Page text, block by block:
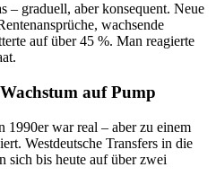
– graduell, aber konsequent. Neue
wachsende
auf über 45 %. Man reagierte
auf Pump
war real – aber zu einem
Westdeutsche Transfers in die
sich bis heute auf über zwei